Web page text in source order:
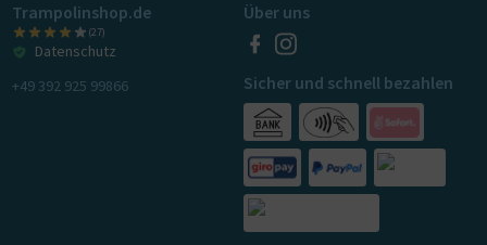
Trampolinshop.de
(27)
Datenschutz
+49 392 925 99866
Über uns
Sicher und schnell bezahlen